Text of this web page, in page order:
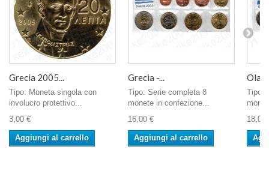
Grecia 2005...
Tipo: Moneta singola con
involucro protettivo...
3,00 €
Aggiungi al carrello
Grecia -...
Tipo: Serie completa 8
monete in confezione...
16,00 €
Aggiungi al carrello
Tipo:
18,00